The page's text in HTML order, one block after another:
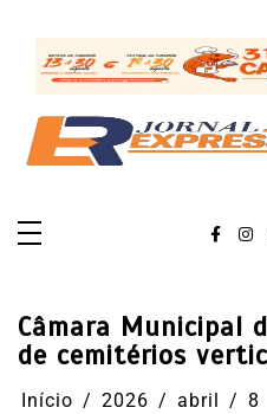
conteúdo
Câmara Municipal
de cemitérios
Início 2026 abril 8